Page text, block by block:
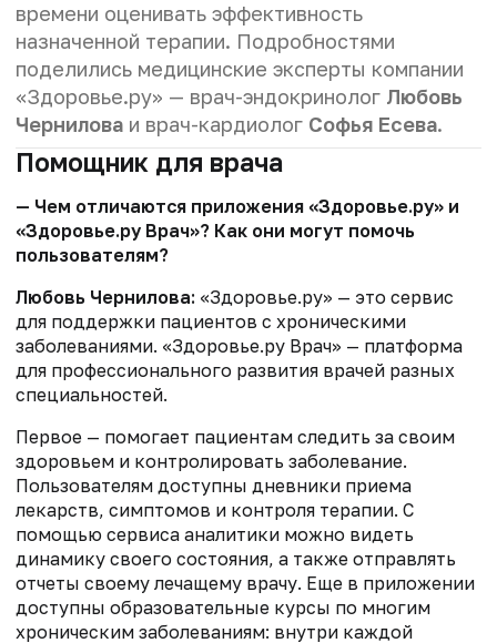
времени оценивать эффективность
назначенной терапии. Подробностями
поделились медицинские эксперты компании
«Здоровье.ру» — врач-эндокринолог Любовь
Чернилова и врач-кардиолог Софья Есева.
Помощник для врача
— Чем отличаются приложения «Здоровье.ру» и
«Здоровье.ру Врач»? Как они могут помочь
пользователям?
Любовь Чернилова: «Здоровье.ру» — это сервис
для поддержки пациентов с хроническими
заболеваниями. «Здоровье.ру Врач» — платформа
для профессионального развития врачей разных
специальностей.
Первое — помогает пациентам следить за своим
здоровьем и контролировать заболевание.
Пользователям доступны дневники приема
лекарств, симптомов и контроля терапии. С
помощью сервиса аналитики можно видеть
динамику своего состояния, а также отправлять
отчеты своему лечащему врачу. Еще в приложении
доступны образовательные курсы по многим
хроническим заболеваниям: внутри каждой